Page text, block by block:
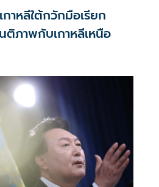
าหลีใต้กวักมือเรียก
ภาพกับเกาหลีเหนือ